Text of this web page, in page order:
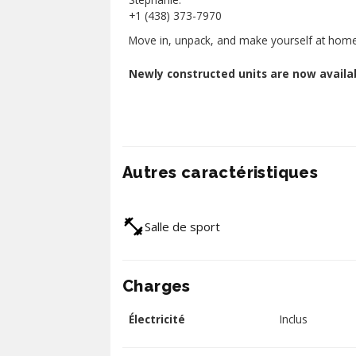
+1 (438) 373-7970
Move in, unpack, and make yourself at
Newly constructed units are now
Autres caractéristiques
Salle de sport
Charges
Électricité Inclus